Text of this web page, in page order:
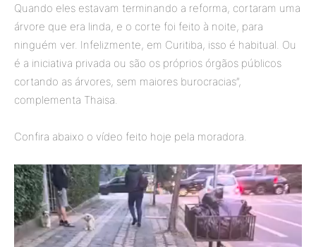
Quando eles estavam terminando a reforma, cortaram uma
árvore que era linda, e o corte foi feito à noite, para
ninguém ver. Infelizmente, em Curitiba, isso é habitual. Ou
é a iniciativa privada ou são os próprios órgãos públicos
cortando as árvores, sem maiores burocracias”,
complementa Thaisa.
Confira abaixo o vídeo feito hoje pela moradora.